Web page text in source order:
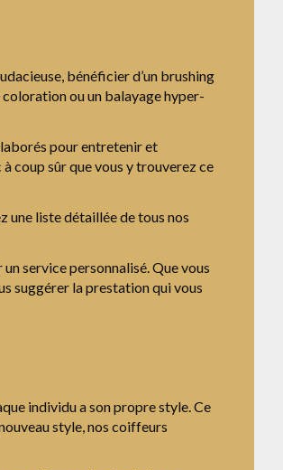
bénéficier d’un brushing
coloration ou un balayage hyper-
pour entretenir et
coup sûr que vous y trouverez ce
une liste détaillée de tous nos
service personnalisé. Que vous
suggérer la prestation qui vous
individu a son propre style. Ce
style, nos coiffeurs